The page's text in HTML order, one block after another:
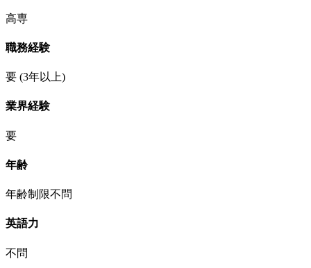
高専
職務経験
要 (3年以上)
業界経験
要
年齢
年齢制限不問
英語力
不問